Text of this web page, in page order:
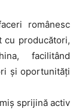
românesc
cu producători,
facilitând
și oportunități
sprijină activ